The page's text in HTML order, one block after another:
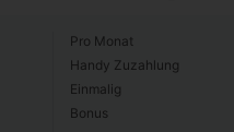
Pro Monat
Handy Zuzahlung
Einmalig
Bonus